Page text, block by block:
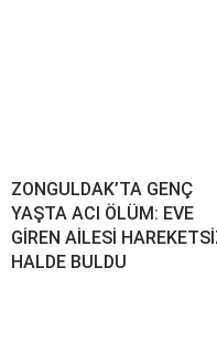
ZONGULDAK’TA GENÇ
YAŞTA ACI ÖLÜM: EVE
GİREN AİLESİ
HALDE BULDU